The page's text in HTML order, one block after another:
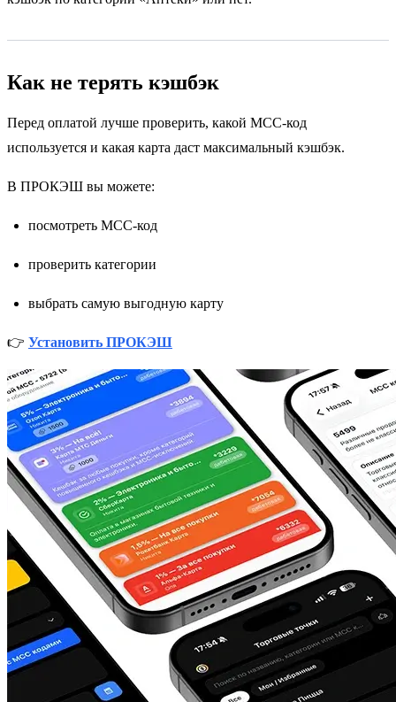
Как не терять кэшбэк
Перед оплатой лучше проверить, какой MCC-код
используется и какая карта даст максимальный кэшбэк.
В ПРОКЭШ вы можете:
посмотреть MCC-код
проверить категории
выбрать самую выгодную карту
👉 Установить ПРОКЭШ